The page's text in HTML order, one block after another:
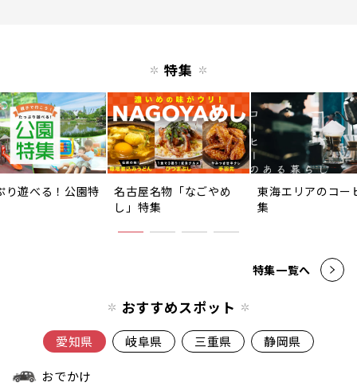
特集
り遊べる！公園特
名古屋名物「なごやめ
し」特集
東海エリアのコー
集
特集一覧へ
おすすめスポット
愛知県 岐阜県 三重県 静岡県
おでかけ